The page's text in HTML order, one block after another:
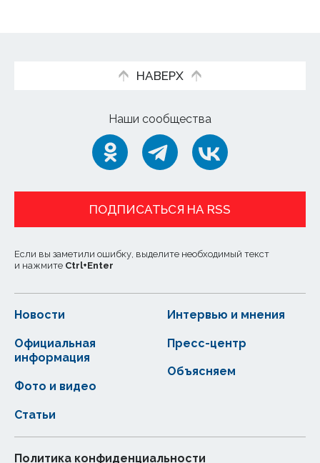
НАВЕРХ
Наши сообщества
ПОДПИСАТЬСЯ НА RSS
Если вы заметили ошибку, выделите необходимый текст
и нажмите Ctrl+Enter
Новости
Статьи
Официальная
информация
Интервью и мнения
Фото и видео
Пресс-центр
Объясняем
Политика конфиденциальности